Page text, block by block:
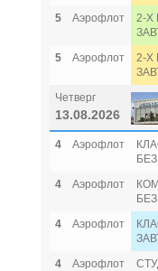
5
Аэрофлот
2-Х
5
Аэрофлот
2-Х
Четверг
13.08.2026
4 Аэрофлот
4
Аэрофлот
4
Аэрофлот
4
Аэрофлот